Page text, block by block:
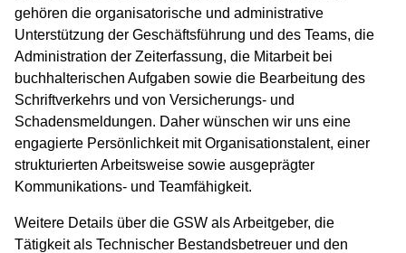
gehören die organisatorische und administrative
Unterstützung der Geschäftsführung und des Teams, die
Administration der Zeiterfassung, die Mitarbeit bei
buchhalterischen Aufgaben sowie die Bearbeitung des
Schriftverkehrs und von Versicherungs- und
Schadensmeldungen. Daher wünschen wir uns eine
engagierte Persönlichkeit mit Organisationstalent, einer
strukturierten Arbeitsweise sowie ausgeprägter
Kommunikations- und Teamfähigkeit.
Weitere Details über die GSW als Arbeitgeber, die
Tätigkeit als Technischer Bestandsbetreuer und den